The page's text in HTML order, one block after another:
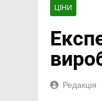
ЦІНИ
Редакція